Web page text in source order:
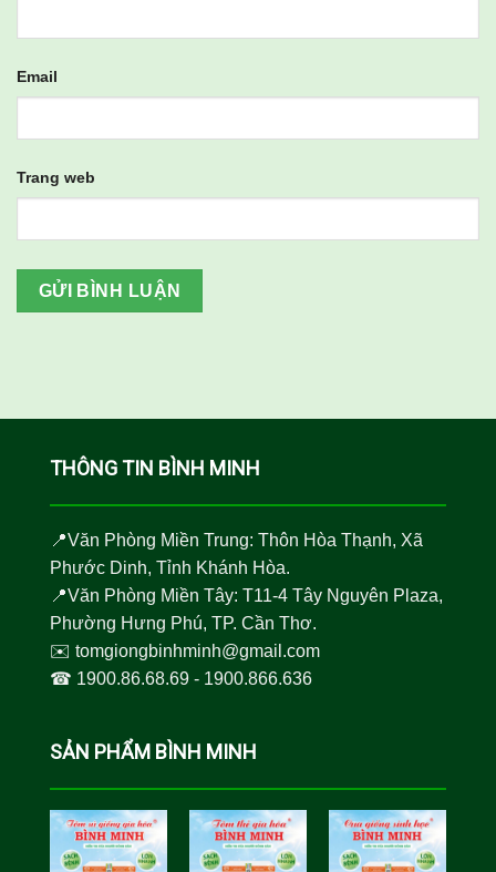
Email
Trang web
THÔNG TIN BÌNH MINH
📍Văn Phòng Miền Trung: Thôn Hòa Thạnh, Xã
Phước Dinh, Tỉnh Khánh Hòa.
📍Văn Phòng Miền Tây: T11-4 Tây Nguyên Plaza,
Phường Hưng Phú, TP. Cần Thơ.
✉️ tomgiongbinhminh@gmail.com
☎︎ 1900.86.68.69- 1900.866.636
SẢN PHẨM BÌNH MINH